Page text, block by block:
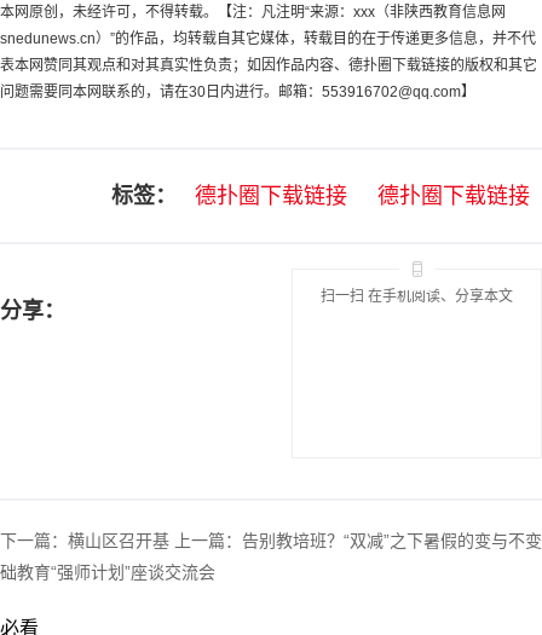
本网原创，未经许可，不得转载。【注：凡注明“来源：xxx（非陕西教育信息网
snedunews.cn）”的作品，均转载自其它媒体，转载目的在于传递更多信息，并不代
表本网赞同其观点和对其真实性负责；如因作品内容、德扑圈下载链接的版权和其它
问题需要同本网联系的，请在30日内进行。邮箱： 553916702@qq.com】
标签： 德扑圈下载链接 德扑圈下载链接
分享：
扫一扫 在手机阅读、分享本文
上一篇： 告别教培班？“双减”之下暑假的变与不变
下一篇： 横山区召开基
础教育“强师计划”座谈交流会
必看